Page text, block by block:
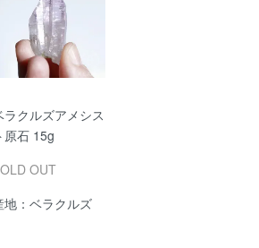
ラクルズアメシス
原石 15g
OUT
地：ベラクルズ